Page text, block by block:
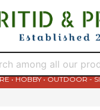
• HOBBY • OUTDOOR -